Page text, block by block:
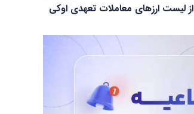
حذف ارز STORJ از لیست ارزهای معاملات تعهدی اوکی